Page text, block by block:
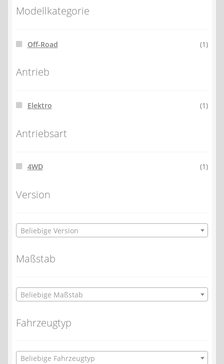
Modellkategorie
Off-Road (1)
Antrieb
Elektro (1)
Antriebsart
4WD (1)
Version
Beliebige Version
Maßstab
Beliebige Maßstab
Fahrzeugtyp
Beliebige Fahrzeugtyp